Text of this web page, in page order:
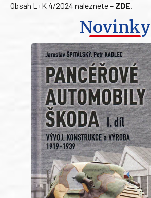
Obsah L+K 4/2024 naleznete – ZDE.
Novinky